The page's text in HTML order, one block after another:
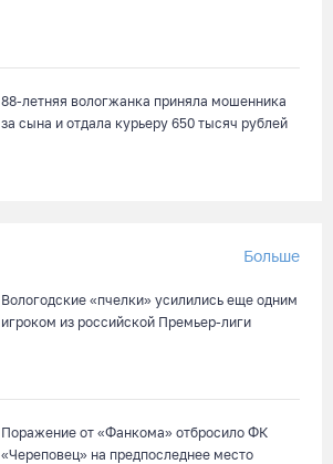
88-летняя вологжанка приняла мошенника
за сына и отдала курьеру 650 тысяч рублей
Больше
Вологодские «пчелки» усилились еще одним
игроком из российской Премьер-лиги
Поражение от «Фанкома» отбросило ФК
«Череповец» на предпоследнее место